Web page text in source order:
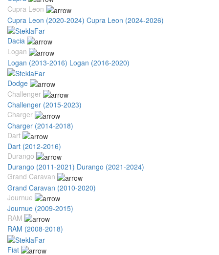
Cupra Leon
Cupra Leon (2020-2024) Cupra Leon (2024-2026)
Dacia
Logan
Logan (2013-2016) Logan (2016-2020)
Dodge
Challenger
Challenger (2015-2023)
Charger
Charger (2014-2018)
Dart
Dart (2012-2016)
Durango
Durango (2011-2021) Durango (2021-2024)
Grand Caravan
Grand Caravan (2010-2020)
Journue
Journue (2009-2015)
RAM
RAM (2008-2018)
Fiat